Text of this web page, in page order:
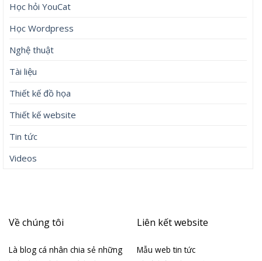
Học hỏi YouCat
Học Wordpress
Nghệ thuật
Tài liệu
Thiết kế đồ họa
Thiết kế website
Tin tức
Videos
Về chúng tôi
Là blog cá nhân chia sẻ những
Liên kết website
Mẫu web tin tức